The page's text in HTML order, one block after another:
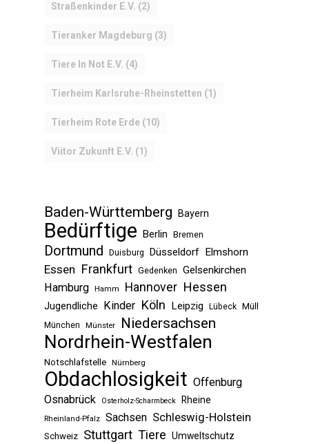
Straßenkinder E.V. (2)
Tieranker Magdeburg (3)
Tiere In Not E.V. (4)
Tierheim Karlsruhe-Rheinstetten (1)
Tierheim Rote Erde (10)
Viitor Zukunft E.V. (1)
Baden-Württemberg Bayern
Bedürftige Berlin Bremen
Dortmund Duisburg Düsseldorf Elmshorn
Essen Frankfurt Gedenken Gelsenkirchen
Hamburg Hamm Hannover Hessen
Jugendliche Kinder Köln Leipzig Lübeck Müll
München Münster Niedersachsen
Nordrhein-Westfalen
Notschlafstelle Nürnberg
Obdachlosigkeit Offenburg
Osnabrück
Osterholz-Scharmbeck Rheine
Rheinland-Pfalz Sachsen Schleswig-Holstein
Schweiz Stuttgart Tiere Umweltschutz
TEAM